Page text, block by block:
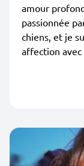
amour
passionnée
chiens, et je
affection avec